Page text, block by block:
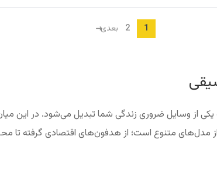
1
2 بعدی
از وسایل ضروری زندگی شما تبدیل می‌شود. در این
از مدل‌های متنوع است؛ از هدفون‌های اقتصادی گرفته تا